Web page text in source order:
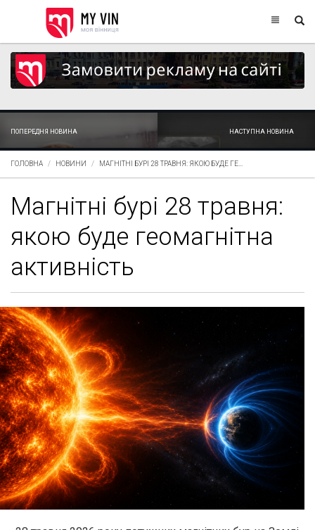
ПОПЕРЕДНЯ НОВИНА НАСТУПНА НОВИНА
ГОЛОВНА НОВИНИ МАГНІТНІ БУРІ 28 ТРАВНЯ: ЯКОЮ БУДЕ ГЕ...
Магнітні бурі 28 травня:
якою буде геомагнітна
активність